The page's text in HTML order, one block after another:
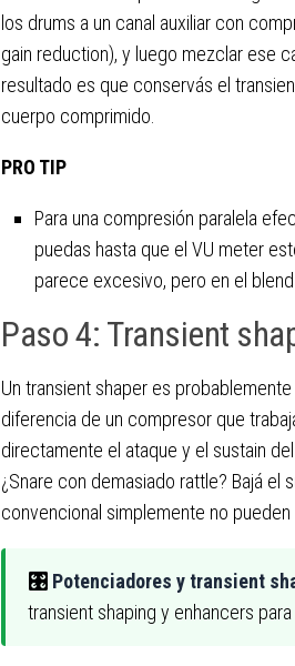
los drums a un canal auxiliar con
gain reduction), y luego mezclar ese
resultado es que conservás el
cuerpo comprimido.
PRO TIP
Para una compresión paralela
puedas hasta que el VU meter
parece excesivo, pero en el
Paso 4: Transient
Un transient shaper es
diferencia de un compresor que
directamente el ataque y el sustain
¿Snare con demasiado rattle? Bajá el
convencional simplemente no pueden
🎛 Potenciadores y transient
transient shaping y enhancers